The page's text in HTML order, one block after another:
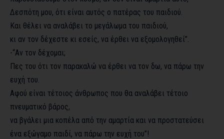
Δεσπότη μου, ότι είναι αυτός ο πατέρας του παιδιού.
Και θέλει να αναλάβει το μεγάλωμα του παιδιού,
κι αν τον δέχεστε κι εσείς, να έρθει να εξομολογηθεί”.
-“Αν τον δέχομαι;
Πες του ότι τον παρακαλώ να έρθει να τον δω, να πάρω την
ευχή του.
Αφού είναι τέτοιος άνθρωπος που θα αναλάβει τέτοιο
πνευματικό βάρος,
να βγάλει μια κοπέλα από την αμαρτία και να προστατεύσει
ένα εξώγαμο παιδί, να πάρω την ευχή του”!